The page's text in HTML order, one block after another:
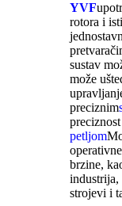
YVF
rotora i
sustav
može
preciznim
petljom
brzine,
industrija,
strojevi i